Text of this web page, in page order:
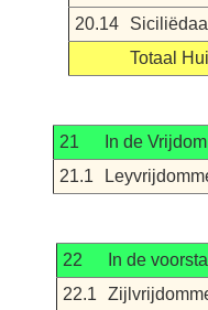
20.14
Siciliëdaal
Totaal
21 In de
21.1
22 In de
22.1